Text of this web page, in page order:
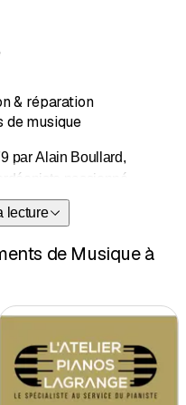
& réparation
de musique
par Alain Boullard,
passionné,
est l’un des plus
d’instruments de
Il figure parmi les 20
de musique en
et d’accessoires de
équipe d’experts
chaque
les besoins de
lecture
de Musique à